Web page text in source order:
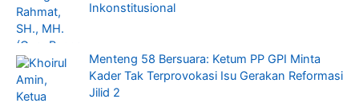
Inkonstitusional
Menteng 58 Bersuara: Ketum PP GPI Minta
Kader Tak Terprovokasi Isu Gerakan Reformasi
Jilid 2